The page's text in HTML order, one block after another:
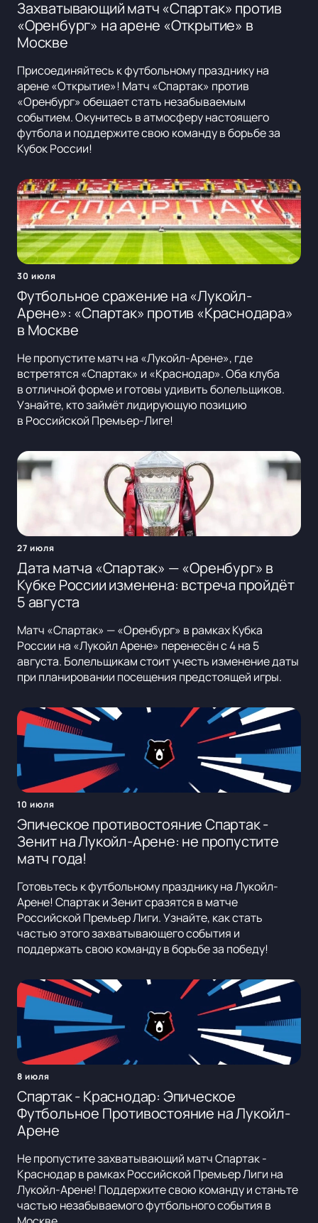
Захватывающий матч «Спартак» против
«Оренбург» на арене «Открытие» в
Москве
Присоединяйтесь к футбольному празднику на
арене «Открытие»! Матч «Спартак» против
«Оренбург» обещает стать незабываемым
событием. Окунитесь в атмосферу настоящего
футбола и поддержите свою команду в борьбе за
Кубок России!
30 июля
Футбольное сражение на «Лукойл-
Арене»: «Спартак» против «Краснодара»
в Москве
Не пропустите матч на «Лукойл-Арене», где
встретятся «Спартак» и «Краснодар». Оба клуба
в отличной форме и готовы удивить болельщиков.
Узнайте, кто займёт лидирующую позицию
в Российской Премьер-Лиге!
27 июля
Дата матча «Спартак» — «Оренбург» в
Кубке России изменена: встреча пройдёт
5 августа
Матч «Спартак» — «Оренбург» в рамках Кубка
России на «Лукойл Арене» перенесён с 4 на 5
августа. Болельщикам стоит учесть изменение даты
при планировании посещения предстоящей игры.
10 июля
Эпическое противостояние Спартак -
Зенит на Лукойл-Арене: не пропустите
матч года!
Готовьтесь к футбольному празднику на Лукойл-
Арене! Спартак и Зенит сразятся в матче
Российской Премьер Лиги. Узнайте, как стать
частью этого захватывающего события и
поддержать свою команду в борьбе за победу!
8 июля
Спартак - Краснодар: Эпическое
Футбольное Противостояние на Лукойл-
Арене
Не пропустите захватывающий матч Спартак -
Краснодар в рамках Российской Премьер Лиги на
Лукойл-Арене! Поддержите свою команду и станьте
частью незабываемого футбольного события в